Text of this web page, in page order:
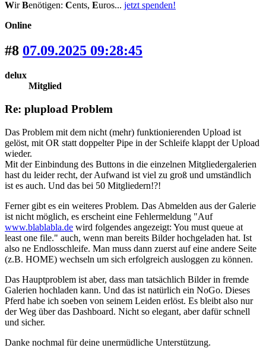
WirBenötigen: Cents, Euros... jetzt spenden!
Online
#8 07.09.2025 09:28:45
delux
Mitglied
Re: plupload Problem
Das Problem mit dem nicht (mehr) funktionierenden Upload ist
gelöst, mit OR statt doppelter Pipe in der Schleife klappt der Upload
wieder.
Mit der Einbindung des Buttons in die einzelnen Mitgliedergalerien
hast du leider recht, der Aufwand ist viel zu groß und umständlich
ist es auch. Und das bei 50 Mitgliedern!?!
Ferner gibt es ein weiteres Problem. Das Abmelden aus der Galerie
ist nicht möglich, es erscheint eine Fehlermeldung "Auf
www.blablabla.de wird folgendes angezeigt: You must queue at
least one file." auch, wenn man bereits Bilder hochgeladen hat. Ist
also ne Endlosschleife. Man muss dann zuerst auf eine andere Seite
(z.B. HOME) wechseln um sich erfolgreich ausloggen zu können.
Das Hauptproblem ist aber, dass man tatsächlich Bilder in fremde
Galerien hochladen kann. Und das ist natürlich ein NoGo. Dieses
Pferd habe ich soeben von seinem Leiden erlöst. Es bleibt also nur
der Weg über das Dashboard. Nicht so elegant, aber dafür schnell
und sicher.
Danke nochmal für deine unermüdliche Unterstützung.